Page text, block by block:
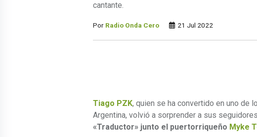
cantante.
Por Radio Onda Cero 21 Jul 2022
Tiago PZK, quien se ha convertido en uno de
Argentina, volvió a sorprender a sus
«Traductor» junto el puertorriqueño Myke